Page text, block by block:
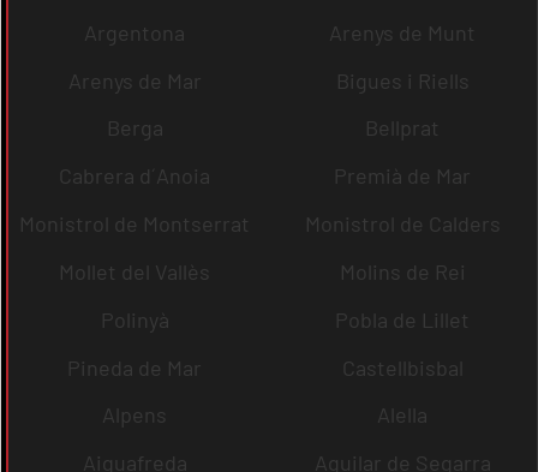
Argentona
Arenys de Munt
Arenys de Mar
Bigues i Riells
Berga
Bellprat
Cabrera d´Anoia
Premià de Mar
Monistrol de Montserrat
Monistrol de Calders
Mollet del Vallès
Molins de Rei
Polinyà
Pobla de Lillet
Pineda de Mar
Castellbisbal
Alpens
Alella
Aiguafreda
Aguilar de Segarra